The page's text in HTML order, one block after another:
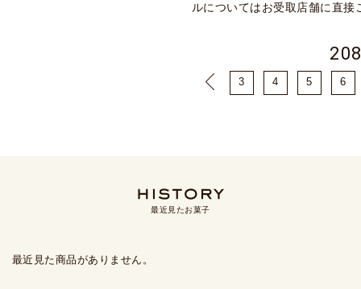
ルについてはお受取店舗に直接
3 4 5 6
最近見たお菓子
最近見た商品がありません。